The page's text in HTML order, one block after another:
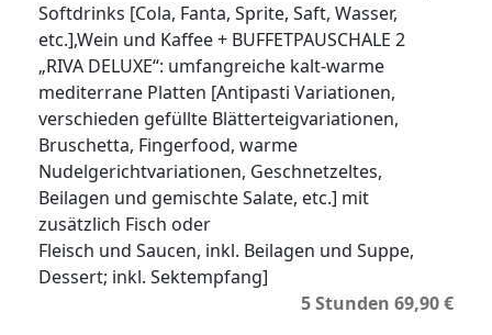
Softdrinks [Cola, Fanta, Sprite, Saft, Wasser,
etc.],Wein und Kaffee + BUFFETPAUSCHALE 2
„RIVA DELUXE“: umfangreiche kalt-warme
mediterrane Platten [Antipasti Variationen,
verschieden gefüllte Blätterteigvariationen,
Bruschetta, Fingerfood, warme
Nudelgerichtvariationen, Geschnetzeltes,
Beilagen und gemischte Salate, etc.] mit
zusätzlich Fisch oder
Fleisch und Saucen, inkl. Beilagen und Suppe,
Dessert; inkl. Sektempfang]
5 Stunden 69,90 €